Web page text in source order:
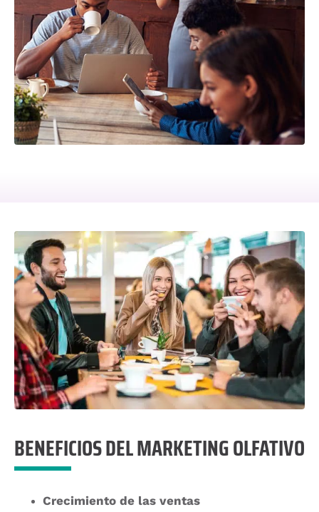
BENEFICIOS DEL MARKETING OLFATIVO
Crecimiento de las ventas